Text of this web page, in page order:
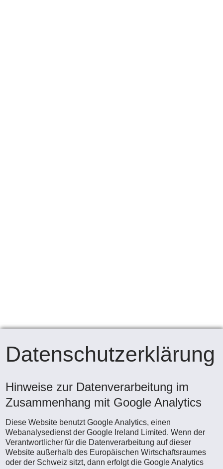
Datenschutzerklärung
Hinweise zur Datenverarbeitung im
Zusammenhang mit Google Analytics
Diese Website benutzt Google Analytics, einen
Webanalysedienst der Google Ireland Limited. Wenn der
Verantwortlicher für die Datenverarbeitung auf dieser
Website außerhalb des Europäischen Wirtschaftsraumes
oder der Schweiz sitzt, dann erfolgt die Google Analytics